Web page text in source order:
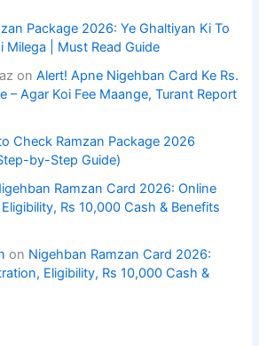
Package 2026: Ye Ghaltiyan Ki To
Milega | Must Read Guide
onAlert! Apne Nigehban Card Ke Rs.
– Agar Koi Fee Maange, Turant Report
Check Ramzan Package 2026
by-Step Guide)
Ramzan Card 2026: Online
Rs 10,000 Cash & Benefits
on Nigehban Ramzan Card 2026:
Eligibility, Rs 10,000 Cash &